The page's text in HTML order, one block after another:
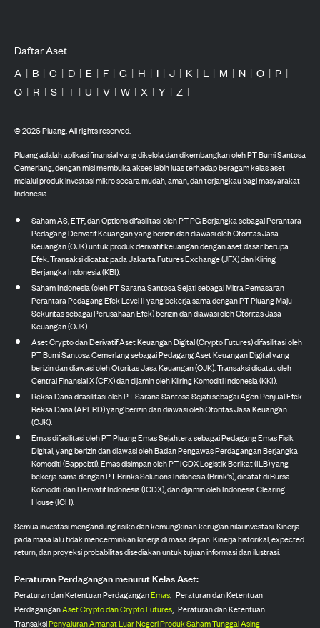
Daftar Aset
A | B | C | D | E | F | G | H | I | J | K | L | M | N | O | P |
Q | R | S | T | U | V | W | X | Y | Z |
©2026Pluang. All rights reserved.
Pluang adalah aplikasi finansial yang dikelola dan dikembangkan oleh PT Bumi Santosa
Cemerlang, dengan misi membuka akses lebih luas terhadap beragam kelas aset
melalui produk investasi mikro secara mudah, aman, dan terjangkau bagi masyarakat
Indonesia.
Saham AS, ETF, dan Options difasilitasi oleh PT PG Berjangka sebagai Perantara
Pedagang Derivatif Keuangan yang berizin dan diawasi oleh Otoritas Jasa
Keuangan (OJK) untuk produk derivatif keuangan dengan aset dasar berupa
Efek. Transaksi dicatat pada Jakarta Futures Exchange (JFX) dan Kliring
Berjangka Indonesia (KBI).
Saham Indonesia (oleh PT Sarana Santosa Sejati sebagai Mitra Pemasaran
Perantara Pedagang Efek Level II yang bekerja sama dengan PT Pluang Maju
Sekuritas sebagai Perusahaan Efek) berizin dan diawasi oleh Otoritas Jasa
Keuangan (OJK).
Aset Crypto dan Derivatif Aset Keuangan Digital (Crypto Futures) difasilitasi oleh
PT Bumi Santosa Cemerlang sebagai Pedagang Aset Keuangan Digital yang
berizin dan diawasi oleh Otoritas Jasa Keuangan (OJK). Transaksi dicatat oleh
Central Finansial X (CFX) dan dijamin oleh Kliring Komoditi Indonesia (KKI).
Reksa Dana difasilitasi oleh PT Sarana Santosa Sejati sebagai Agen Penjual Efek
Reksa Dana (APERD) yang berizin dan diawasi oleh Otoritas Jasa Keuangan
(OJK).
Emas difasilitasi oleh PT Pluang Emas Sejahtera sebagai Pedagang Emas Fisik
Digital, yang berizin dan diawasi oleh Badan Pengawas Perdagangan Berjangka
Komoditi (Bappebti). Emas disimpan oleh PT ICDX Logistik Berikat (ILB) yang
bekerja sama dengan PT Brinks Solutions Indonesia (Brink's), dicatat di Bursa
Komoditi dan Derivatif Indonesia (ICDX), dan dijamin oleh Indonesia Clearing
House (ICH).
Semua investasi mengandung risiko dan kemungkinan kerugian nilai investasi. Kinerja
pada masa lalu tidak mencerminkan kinerja di masa depan. Kinerja historikal, expected
return, dan proyeksi probabilitas disediakan untuk tujuan informasi dan ilustrasi.
Peraturan Perdagangan menurut Kelas Aset:
Peraturan dan Ketentuan PerdaganganEmas, Peraturan dan Ketentuan
PerdaganganAset Crypto dan Crypto Futures, Peraturan dan Ketentuan
TransaksiPenyaluran Amanat Luar Negeri Produk Saham Tunggal Asing